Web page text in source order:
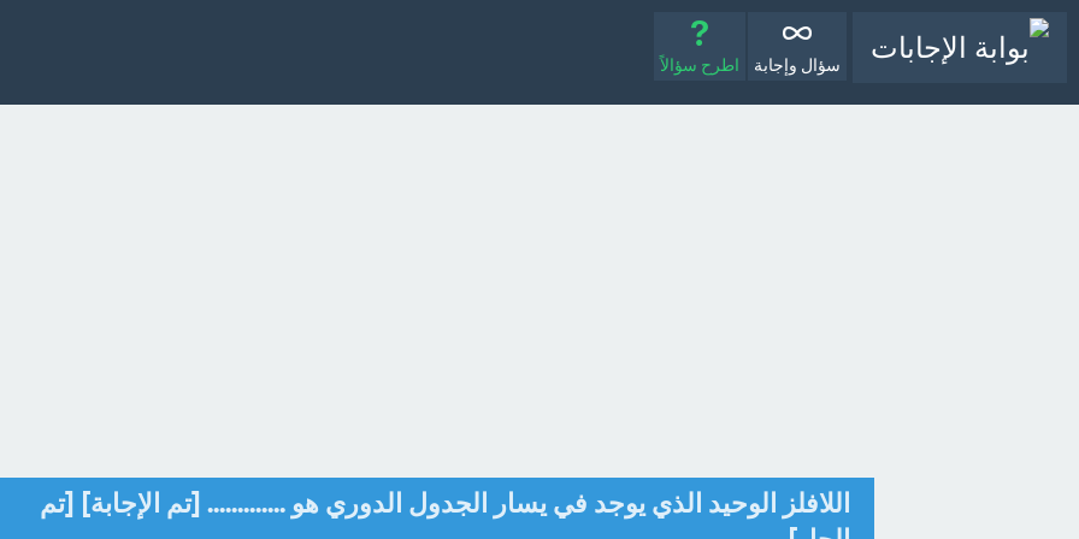
سؤال وإجابة اطرح سؤالاً
اللافلز الوحيد الذي يوجد في يسار الجدول الدوري هو ............. [تم الإجابة] [تم